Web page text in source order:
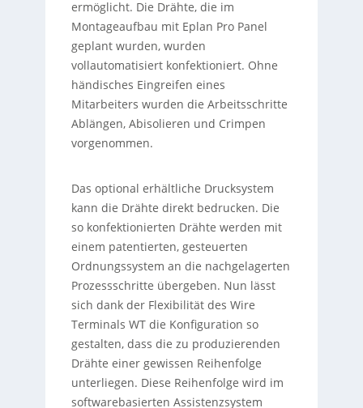
ermöglicht. Die Drähte, die im
Montageaufbau mit Eplan Pro Panel
geplant wurden, wurden
vollautomatisiert konfektioniert. Ohne
händisches Eingreifen eines
Mitarbeiters wurden die Arbeitsschritte
Ablängen, Abisolieren und Crimpen
vorgenommen.
Das optional erhältliche Drucksystem
kann die Drähte direkt bedrucken. Die
so konfektionierten Drähte werden mit
einem patentierten, gesteuerten
Ordnungssystem an die nachgelagerten
Prozessschritte übergeben. Nun lässt
sich dank der Flexibilität des Wire
Terminals WT die Konfiguration so
gestalten, dass die zu produzierenden
Drähte einer gewissen Reihenfolge
unterliegen. Diese Reihenfolge wird im
softwarebasierten Assistenzsystem